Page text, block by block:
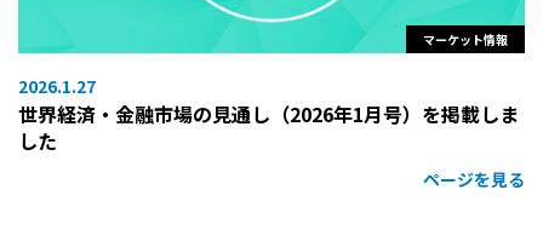
マーケット情報
2026.1.27
世界経済・金融市場の見通し（2026年1月号）を掲載しま
した
ページを見る